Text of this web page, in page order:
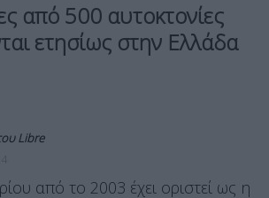
από 500 αυτοκτονίες
ετησίως στην Ελλάδα
Libre
από το 2003 έχει οριστεί ως η